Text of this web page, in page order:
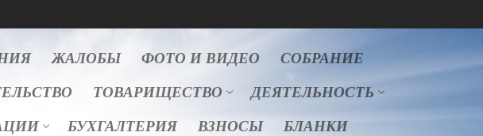
ЖАЛОБЫ ФОТО И ВИДЕО СОБРАНИЕ
ТОВАРИЩЕСТВО ДЕЯТЕЛЬНОСТЬ
БУХГАЛТЕРИЯ ВЗНОСЫ БЛАНКИ